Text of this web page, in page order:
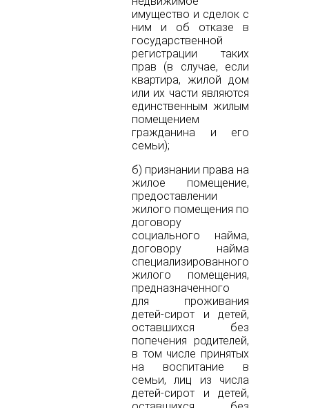
имущество и сделок с
ним и об отказе в
государственной
регистрации таких
прав (в случае, если
квартира, жилой дом
или их части являются
единственным жилым
помещением
гражданина и его
семьи);
б) признании права на
жилое помещение,
предоставлении
жилого помещения по
договору
социального найма,
договору найма
специализированного
жилого помещения,
предназначенного
для проживания
детей-сирот и детей,
оставшихся без
попечения родителей,
в том числе принятых
на воспитание в
семьи, лиц из числа
детей-сирот и детей,